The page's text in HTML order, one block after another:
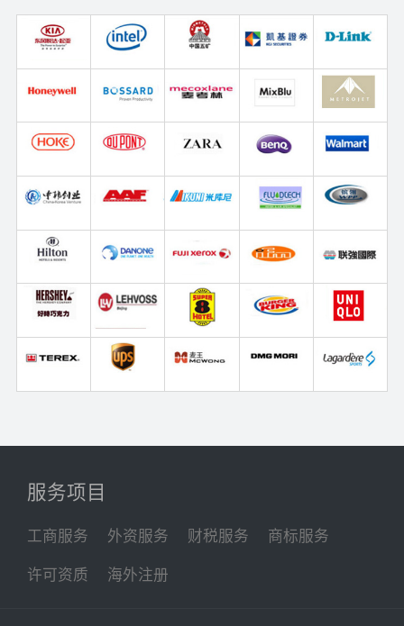
服务项目
工商服务 外资服务 财税服务 商标服务
许可资质 海外注册